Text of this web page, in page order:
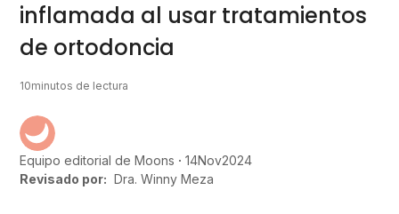
inflamada al usar tratamientos
de ortodoncia
10minutos de lectura
Equipo editorial de Moons 14Nov2024
Revisado por: Dra. Winny Meza